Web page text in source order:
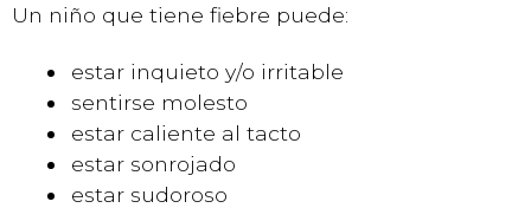
Un niño que tiene fiebre puede:
estar inquieto y/o irritable
sentirse molesto
estar caliente al tacto
estar sonrojado
estar sudoroso